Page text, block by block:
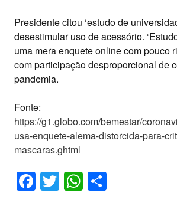
Presidente citou ‘estudo de
desestimular uso de acessório.
uma mera enquete online com pouco
com participação desproporcional de
pandemia.
Fonte:
https://g1.globo.com/bemestar/
usa-enquete-alema-distorcida-para-
mascaras.ghtml
Facebook
TwitterWhatsApp